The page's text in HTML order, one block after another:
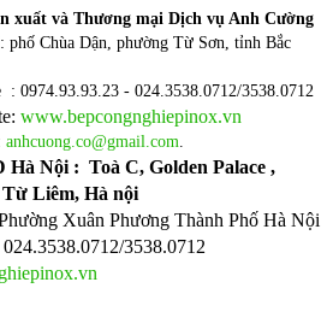
xuất và Thương mại Dịch vụ Anh Cường
phố Chùa Dận, phường Từ Sơn, tỉnh Bắc
: 0974.93.93.23 - 024.3538.0712/3538.0712
www.bepcongnghiepinox.vn
anhcuong.co@gmail.com.
Hà Nội : Toà C, Golden Palace ,
Liêm, Hà nội
Xuân Phương Thành Phố Hà Nội
3538.0712